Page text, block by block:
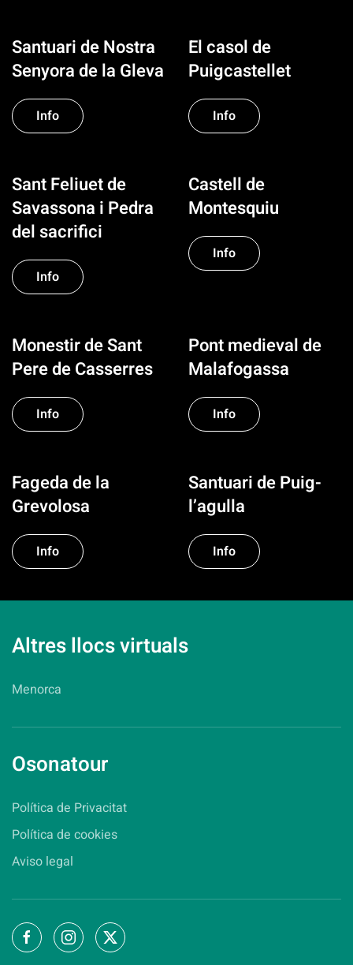
Santuari de Nostra
Senyora de la Gleva
Info
El casol de
Puigcastellet
Info
Sant Feliuet de
Savassona i Pedra
del sacrifici
Info
Castell de
Montesquiu
Info
Monestir de Sant
Pere de Casserres
Info
Pont medieval de
Malafogassa
Info
Fageda de la
Grevolosa
Info
Santuari de Puig-
l’agulla
Info
Altres llocs virtuals
Menorca
Osonatour
Política de Privacitat
Política de cookies
Aviso legal